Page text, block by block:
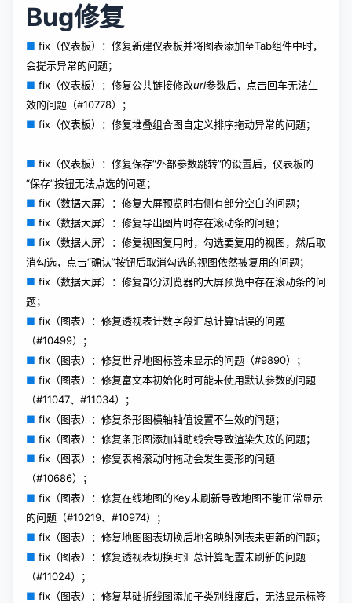
Bug修复
■ fix（仪表板）：修复新建仪表板并将图表添加至Tab组件中时，
会提示异常的问题；
■ fix（仪表板）：修复公共链接修改url参数后，点击回车无法生
效的问题（#10778）；
■ fix（仪表板）：修复堆叠组合图自定义排序拖动异常的问题；
■ fix（仪表板）：修复保存“外部参数跳转”的设置后，仪表板的
“保存”按钮无法点选的问题；
■ fix（数据大屏）：修复大屏预览时右侧有部分空白的问题；
■ fix（数据大屏）：修复导出图片时存在滚动条的问题；
■ fix（数据大屏）：修复视图复用时，勾选要复用的视图，然后取
消勾选，点击“确认”按钮后取消勾选的视图依然被复用的问题；
■ fix（数据大屏）：修复部分浏览器的大屏预览中存在滚动条的问
题；
■ fix（图表）：修复透视表计数字段汇总计算错误的问题
（#10499）；
■ fix（图表）：修复世界地图标签未显示的问题（#9890）；
■ fix（图表）：修复富文本初始化时可能未使用默认参数的问题
（#11047、#11034）；
■ fix（图表）：修复条形图横轴轴值设置不生效的问题；
■ fix（图表）：修复条形图添加辅助线会导致渲染失败的问题；
■ fix（图表）：修复表格滚动时拖动会发生变形的问题
（#10686）；
■ fix（图表）：修复在线地图的Key未刷新导致地图不能正常显示
的问题（#10219、#10974）；
■ fix（图表）：修复地图图表切换后地名映射列表未更新的问题；
■ fix（图表）：修复透视表切换时汇总计算配置未刷新的问题
（#11024）；
■ fix（图表）：修复基础折线图添加子类别维度后，无法显示标签